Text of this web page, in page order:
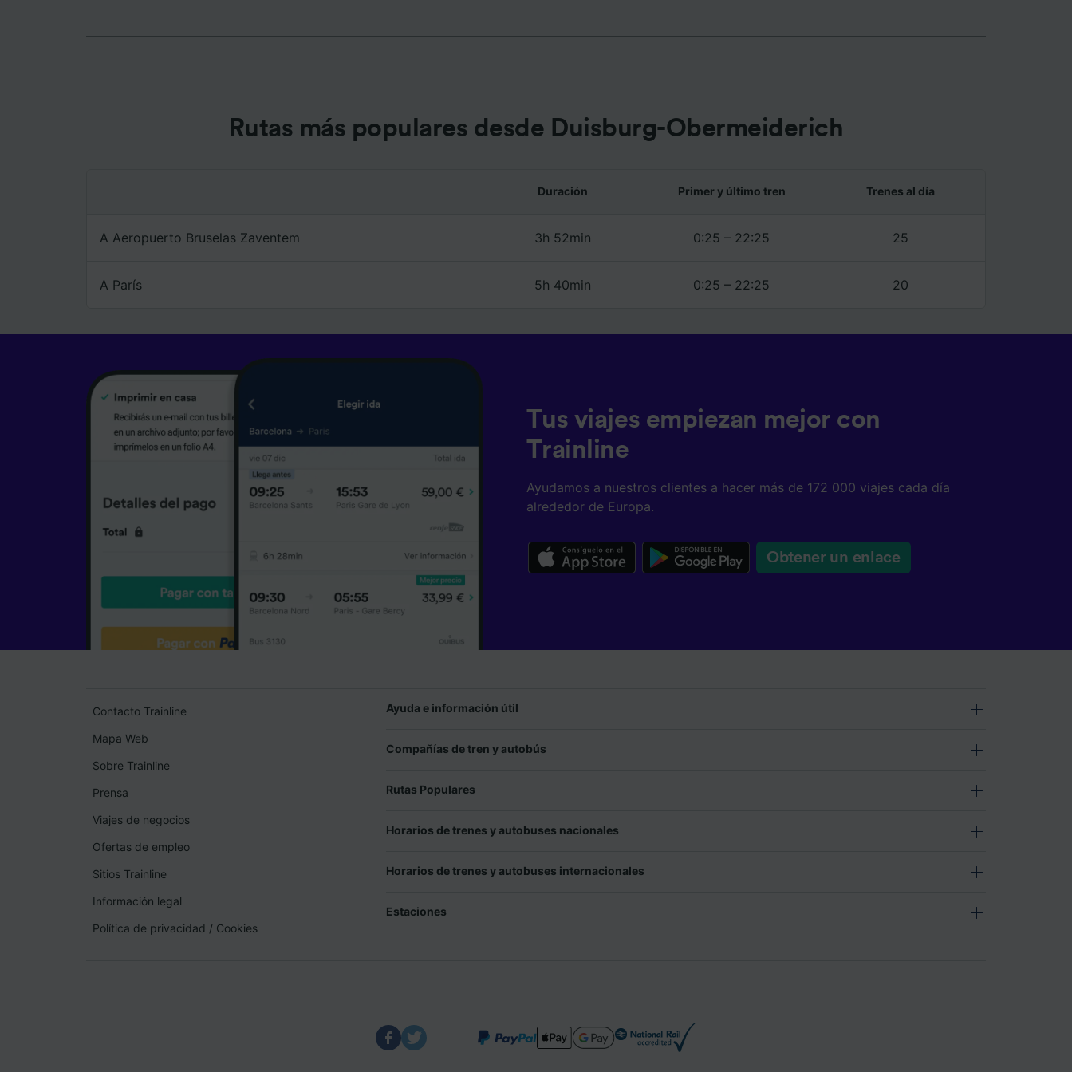
Rutas más populares desde Duisburg-Obermeiderich
Duración Primer y último tren Trenes al día
A Aeropuerto Bruselas Zaventem 3h 52min 0:25 – 22:25 25
A París 5h 40min 0:25 – 22:25 20
Tus viajes empiezan mejor con
Trainline
Ayudamos a nuestros clientes a hacer más de 172 000 viajes cada día
alrededor de Europa.
Obtener un enlace
Contacto Trainline
Mapa Web
Sobre Trainline
Prensa
Viajes de negocios
Ofertas de empleo
Sitios Trainline
Información legal
Política de privacidad / Cookies
Ayuda e información útil
Compañías de tren y autobús
Rutas Populares
Horarios de trenes y autobuses nacionales
Horarios de trenes y autobuses internacionales
Estaciones